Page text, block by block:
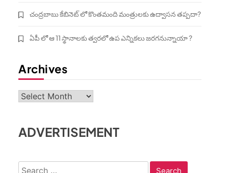
చంద్రబాబు కేబినెట్ లో కొంతమంది మంత్రులకు ఉద్వాసన తప్పదా?
ఏపీ లో ఆ 11 స్థానాలకు త్వరలో ఉప ఎన్నికలు జరగనున్నాయా ?
Archives
Archives
ADVERTISEMENT
Search